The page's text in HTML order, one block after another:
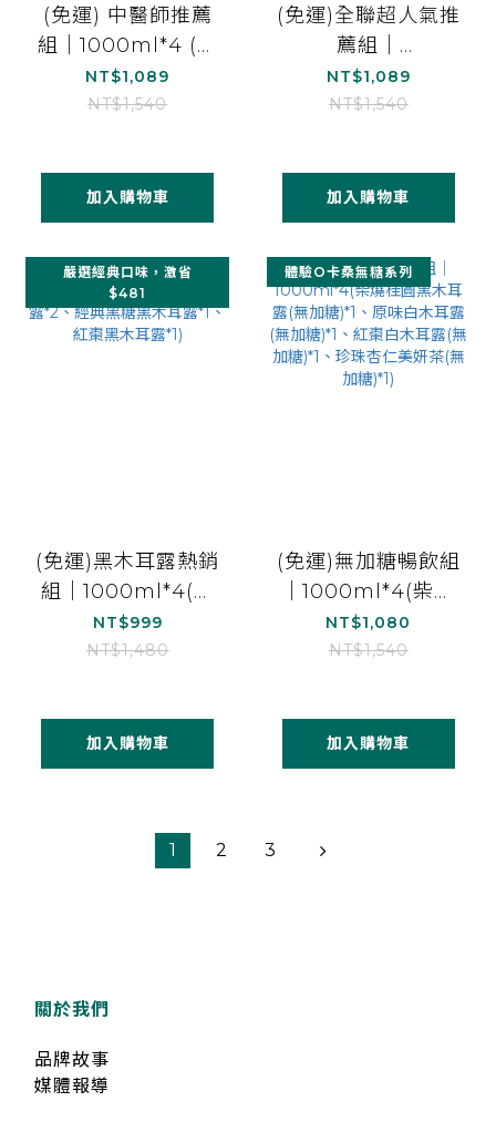
(免運) 中醫師推薦
組｜1000ml*4 (柴
燒桂圓黑木耳露(無
加糖)*1 、經典黑糖
雪梨白木耳露*1)
NT$1,089
NT$1,540
加入購物車
(免運)全聯超人氣推
薦組｜
1000ml*4(柴燒桂
圓黑木耳露(無加
NT$1,089
NT$1,540
加入購物車
嚴選經典口味，激省
$481
(免運)黑木耳露熱銷
組｜1000ml*4(柴
燒桂圓黑木耳露
*2、經典黑糖黑木
NT$999
NT$1,480
加入購物車
體驗O卡桑無糖系列
(免運)無加糖暢飲組
｜1000ml*4(柴燒
桂圓黑木耳露(無加
糖)*1、原味白木耳
糖)*1、珍珠杏仁美
妍茶(無加糖)*1)
NT$1,080
NT$1,540
加入購物車
1 2 3
關於我們
品牌故事
媒體報導